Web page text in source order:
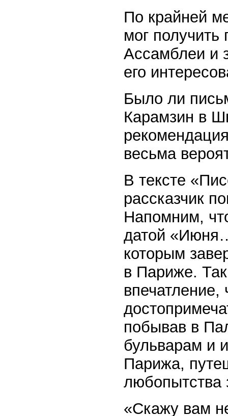
По крайней
мог
Ассамблеи и
его
Было ли
Карамзин в
весьма
В тексте
рассказчик
Напомним,
датой
которым
в Париже.
впечатление,
побывав в
бульварам и
Парижа,
любопытства
«Скажу вам